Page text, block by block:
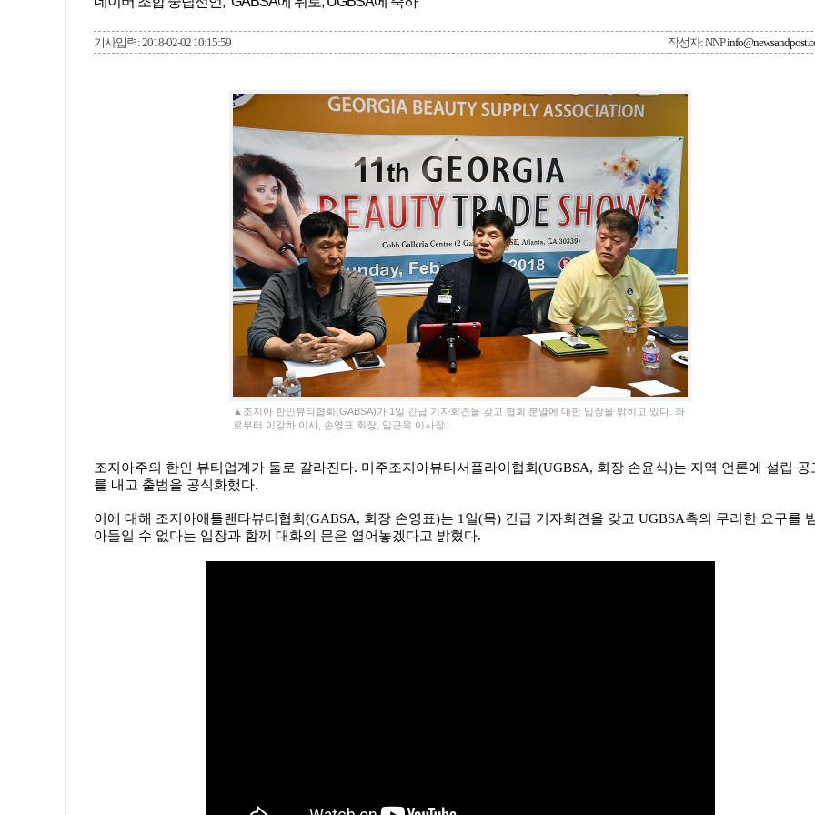
기사입력: 2018-02-02 10:15:59 작성자: NNP
▲조지아 한인뷰티협회(GABSA)가 1일 긴급 기자회견을 갖고 협회 분열에 대한 입장을 밝히고 있다. 좌
로부터 이강하 이사, 손영표 회장, 임근옥 이사장.
조지아주의 한인 뷰티업계가 둘로 갈라진다. 미주조지아뷰티서플라이협회(UGBSA, 회장 손윤식)는 지역 언론에 설립 공
를 내고 출범을 공식화했다.
이에 대해 조지아애틀랜타뷰티협회(GABSA, 회장 손영표)는 1일(목) 긴급 기자회견을 갖고 UGBSA측의 무리한 요구를
아들일 수 없다는 입장과 함께 대화의 문은 열어놓겠다고 밝혔다.